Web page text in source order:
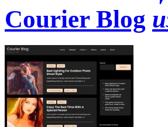
Courier Blog